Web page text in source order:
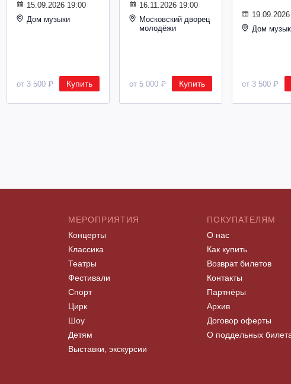
15.09.2026 19:00
Дом музыки
от 3 500 ₽ Купить
16.11.2026 19:00
Московский дворец
молодёжи
от 5 000 ₽ Купить
Дом
от 3 500 ₽
МЕРОПРИЯТИЯ
Концерты
Классика
Театры
Фестивали
Спорт
Цирк
Шоу
Детям
Выставки, экскурсии
ПОКУПАТЕЛЯМ
О нас
Как купить
Возврат билетов
Контакты
Партнёры
Архив
Договор оферты
О поддельных